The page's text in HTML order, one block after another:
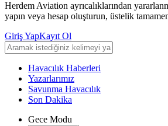
Herdem Aviation ayrıcalıklarından
yapın veya hesap oluşturun, üstelik
Giriş YapKayıt Ol
Havacılık Haberleri
Yazarlarımız
Savunma Havacılık
Son Dakika
Gece Modu